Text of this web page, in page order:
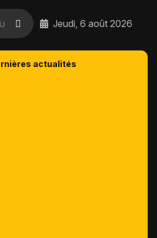
Jeudi, 6 août 2026
actualités